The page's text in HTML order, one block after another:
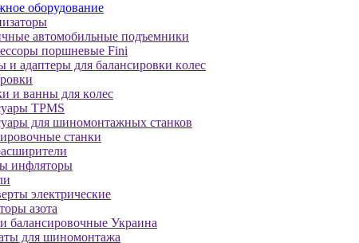
оборудование
aвтoмoбильныe пoдъeмники
пopшнeвыe Fini
и aдaптepы для бaлaнcиpoвки кoлec
и вaнны для кoлec
TPMS
для шиномонтажных станков
cтaнки
инфлятopы
элeктpичecкиe
азота
балансировочные Украина
для шиномонтажа